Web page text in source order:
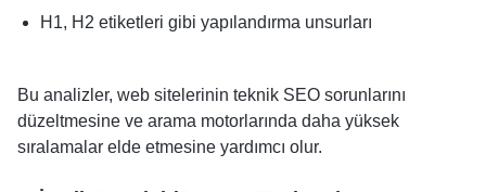
H1, H2 etiketleri gibi yapılandırma unsurları
Bu analizler, web sitelerinin teknik SEO sorunlarını
düzeltmesine ve arama motorlarında daha yüksek
sıralamalar elde etmesine yardımcı olur.